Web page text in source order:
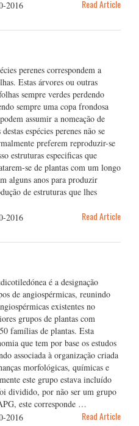
2016 Read Article
perenes correspondem a
Estas árvores ou outras
sempre verdes perdendo
sempre uma copa frondosa
assumir a nomeação de
espécies perenes não se
preferem reproduzir-se
estruturas especificas que
se de plantas com um longo
alguns anos para produzir
de estruturas que lhes
2016 Read Article
é a designação
de angiospérmicas, reunindo
existentes no
grupos de plantas com
famílias de plantas. Esta
que tem por base os estudos
associada à organização criada
morfológicas, químicas e
este grupo estava incluído
dividido, por não ser um grupo
este corresponde …
2016 Read Article